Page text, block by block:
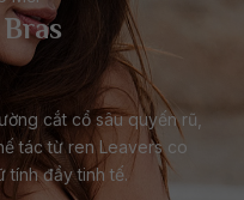
cắt cổ sâu quyến rũ,
tác từ ren Leavers co
tính đầy tinh tế.